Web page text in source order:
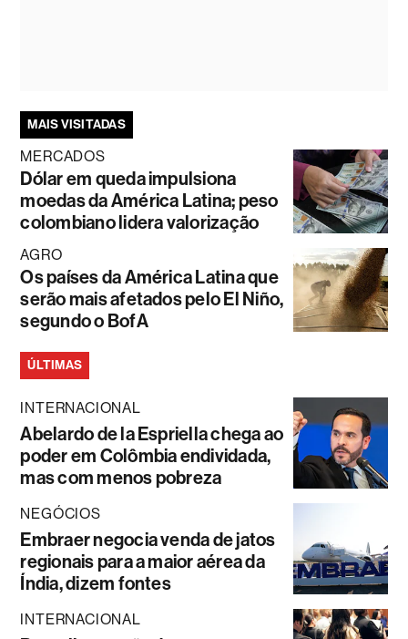
MAIS VISITADAS
MERCADOS
Dólar em queda impulsiona
moedas da América Latina; peso
colombiano lidera valorização
AGRO
Os países da América Latina que
serão mais afetados pelo El Niño,
segundo o BofA
ÚLTIMAS
INTERNACIONAL
Abelardo de la Espriella chega ao
poder em Colômbia endividada,
mas com menos pobreza
NEGÓCIOS
Embraer negocia venda de jatos
regionais para a maior aérea da
Índia, dizem fontes
INTERNACIONAL